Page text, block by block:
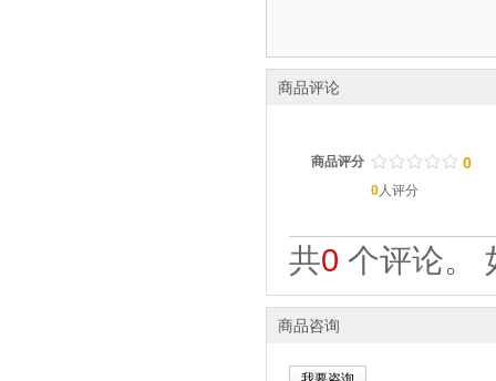
商品评论
商品评分 / / / / /
. . . . . 0
0人评分
共0 个评论。
商品咨询